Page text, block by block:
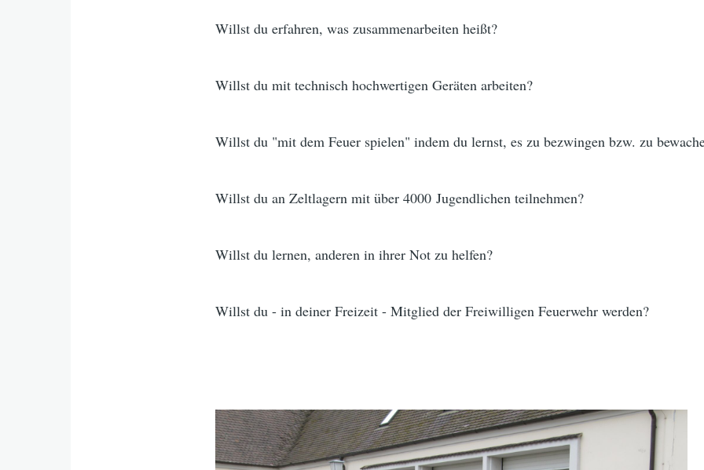
Willst du erfahren, was zusammenarbeiten heißt?
Willst du mit technisch hochwertigen Geräten arbeiten?
Willst du "mit dem Feuer spielen" indem du lernst, es zu bezwingen bzw. zu
Willst du an Zeltlagern mit über 4000 Jugendlichen teilnehmen?
Willst du lernen, anderen in ihrer Not zu helfen?
Willst du - in deiner Freizeit - Mitglied der Freiwilligen Feuerwehr werden?